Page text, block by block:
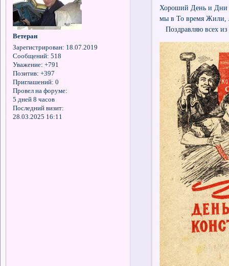
Ветеран
Зарегистрирован: 18.07.2019
Сообщений: 518
Уважение: +791
Позитив: +397
Приглашений: 0
Провел на форуме:
5 дней 8 часов
Последний визит:
28.03.2025 16:11
Хороший День и Дни
мы в То время Жили,
Поздравляю всех